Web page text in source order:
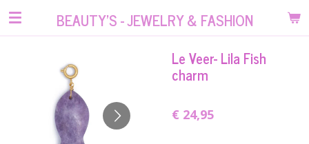
Ga
hoofdinhoud
BEAUTY'S - JEWELRY & FASHION
Le Veer- Lila Fish
charm
€ 24,95